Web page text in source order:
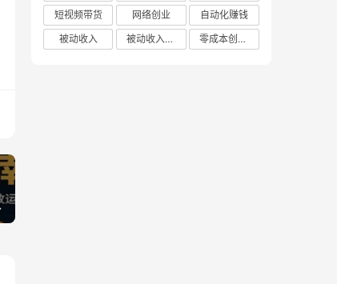
短视频带货
网络创业
自动化赚钱
被动收入
被动收入项目 零成本创业项目